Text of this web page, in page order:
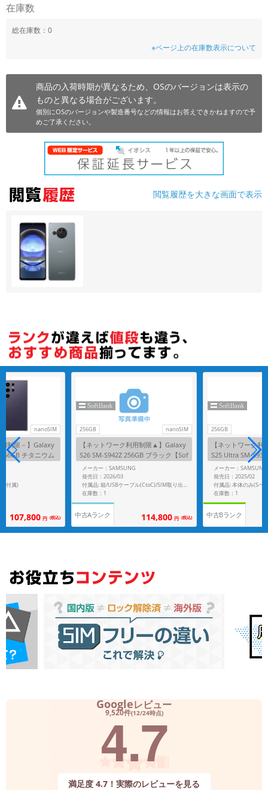
在庫数
総在庫数：0
※ページ上の在庫数表示について
商品の入荷時期が異なるため、OSのバージョンは表示の
ものと異なる場合がございます。
個別にOSのバージョンや製造番号などの情報はお答えできかねますので予
めご了承ください。
閲覧履歴を大きな画面で表示
nanoSIM
制限－】Galaxy
チタニウム
版 SIMフリ
付属)
107,800 円 (税込)
256GB nanoSIM
【ネットワーク利用制限▲】Galaxy
S26 SM-S942Z 256GB ブラック【Sof
tBank版 SIMフリー】
メーカー：SAMSUNG
発売日：2026/03
付属品: 箱/USBケーブル(CtoC)/SIM取り出し用ピン/クイックスタートガイド
在庫数：1
中古Aランク 114,800 円 (税込)
256GB
【ネットワーク
S25 Ultra SM-
ムシルバーブル
フリー】
メーカー：SAMSUNG
発売日：2025/02
付属品: 本体のみ(Sペ
在庫数：1
中古Bランク
Googleレビュー
9,520件(12/24時点)
4.7
満足度 4.7！実際のレビューを見る
メモリ
モニタサイズ
発売日